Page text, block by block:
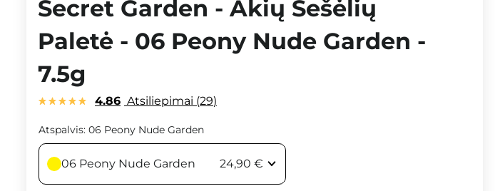
Secret Garden - Akių Šešėlių
Paletė - 06 Peony Nude Garden -
7.5g
4.86 Atsiliepimai 29
Atspalvis: 06 Peony Nude Garden
06 Peony Nude Garden 24,90 €